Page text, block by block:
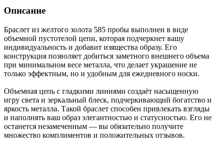
Описание
Браслет из желтого золота 585 пробы выполнен в виде
объемной пустотелой цепи, которая подчеркнет вашу
индивидуальность и добавит изящества образу. Его
конструкция позволяет добиться заметного внешнего объема
при минимальном весе металла, что делает украшение не
только эффектным, но и удобным для ежедневного носки.
Объемная цепь с гладкими линиями создаёт насыщенную
игру света и зеркальный блеск, подчеркивающий богатство и
яркость металла. Такой браслет способен привлекать взгляды
и наполнять ваш образ элегантностью и статусностью. Его не
останется незамеченным — вы обязательно получите
множество комплиментов и положительных отзывов.